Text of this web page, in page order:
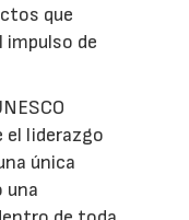
que
impulso de
el liderazgo
única
una